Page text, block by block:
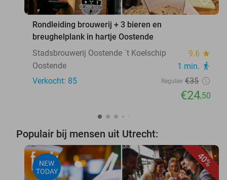
Rondleiding brouwerij + 3 bieren en
breughelplank in hartje Oostende
Stadsbrouwerij Oostende ´t Koelschip
9.6 star
Oostende 1 min. directions_walk
Verkocht: 85 Regulier €35
€24,50
Populair bij mensen uit Utrecht:
40%
NEW
TODAY